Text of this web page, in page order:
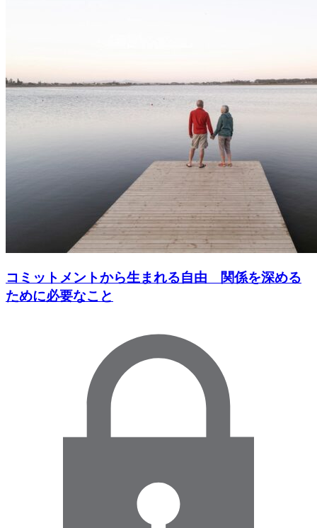
コミットメントから生まれる自由 関係を深める
ために必要なこと